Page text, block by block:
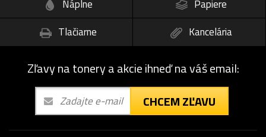
Náplne
Papiere
Tlačiarne
Kancelária
Zľavy na tonery a akcie ihneď na váš email:
CHCEM ZĽAVU